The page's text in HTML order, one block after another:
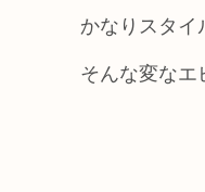
かなりスタイ
そんな変なエ